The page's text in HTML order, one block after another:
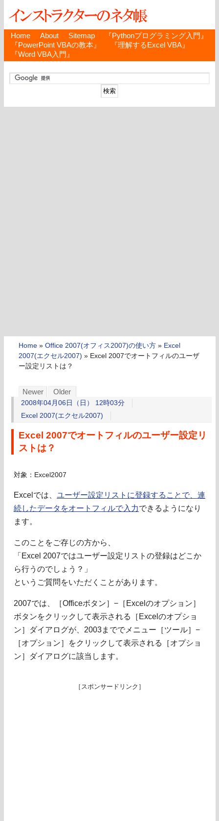
Home About Sitemap
『Pythonプログラミング入門』
『PowerPoint VBAの教本』
『理解するExcel VBA』
『Word VBA入門』
Home » Office 2007(オフィス2007)の使い方 » Excel
2007(エクセル2007) » Excel 2007でオートフィルのユーザ
ー設定リストは？
Newer Older
2008年04月06日（日） 12時03分
Excel 2007(エクセル2007)
Excel 2007でオートフィルのユーザー設定リ
ストは？
対象：Excel2007
Excelでは、 ユーザー設定リストに登録することで、連
続したデータをオートフィルで入力できるようになり
ます。
このことをご存じの方から、
「Excel 2007ではユーザー設定リストの登録はどこか
ら行うのでしょう？」
というご質問をいただくことがあります。
2007では、［Officeボタン］−［Excelのオプション］
ボタンをクリックして表示される［Excelのオプショ
ン］ダイアログが、2003まででメニュー［ツール］−
［オプション］をクリックして表示される［オプショ
ン］ダイアログに該当します。
［スポンサードリンク］